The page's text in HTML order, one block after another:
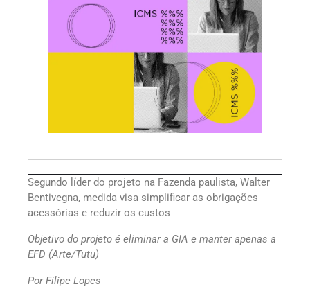
Segundo líder do projeto na Fazenda paulista, Walter
Bentivegna, medida visa simplificar as obrigações
acessórias e reduzir os custos
Objetivo do projeto é eliminar a GIA e manter apenas a
EFD (Arte/Tutu)
Por Filipe Lopes